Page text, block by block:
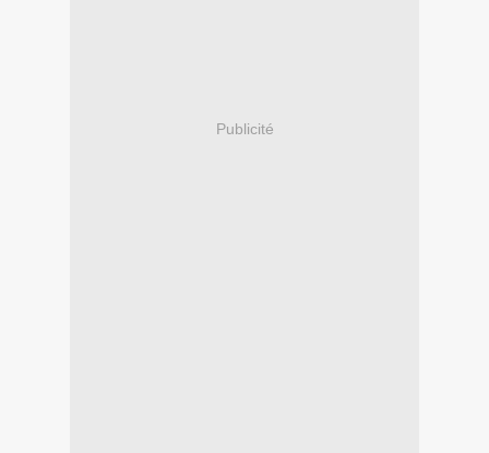
Publicité